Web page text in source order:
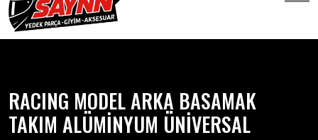
RACING MODEL ARKA BASAMAK
TAKIM ALÜMİNYUM ÜNİVERSAL